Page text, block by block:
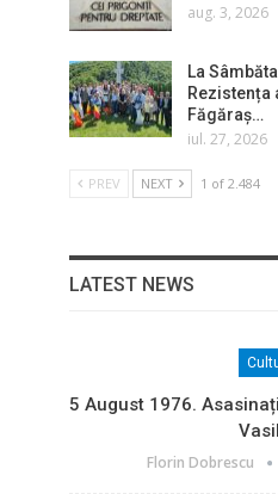
aug. 3, 2026
La
Rezistența
Făgăraș…
iul. 27, 2026
PREV NEXT 1 of 2.484
LATEST NEWS
5 August 1976.
Florin Dobrescu